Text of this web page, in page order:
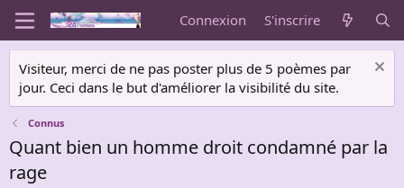
Connexion S'inscrire
Visiteur, merci de ne pas poster plus de 5 poèmes par
jour. Ceci dans le but d'améliorer la visibilité du site.
Connus
Quant bien un homme droit condamné par la
rage